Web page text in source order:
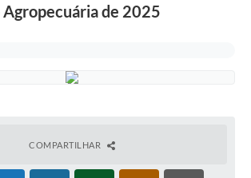
2026/2029
Anuais)
Agropecuária de 2025
COMPARTILHAR